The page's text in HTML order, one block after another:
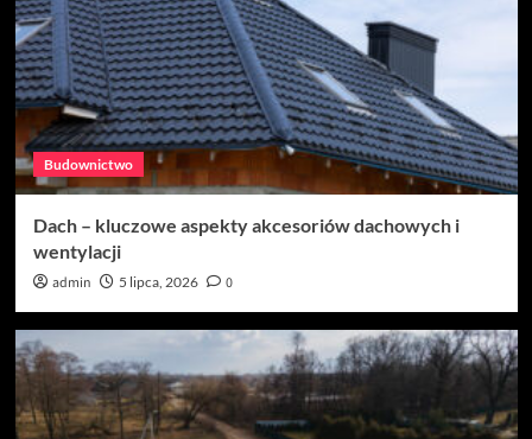
Budownictwo
Dach – kluczowe aspekty akcesoriów dachowych i
wentylacji
admin 5 lipca, 2026 0